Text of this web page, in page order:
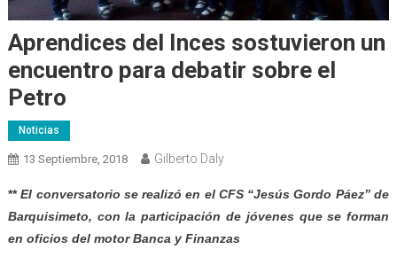
Aprendices del Inces sostuvieron un
encuentro para debatir sobre el
Petro
Noticias
13 Septiembre, 2018 Gilberto Daly
**El conversatorio se realizó en el CFS “Jesús Gordo Páez” de
Barquisimeto, con la participación de jóvenes que se forman
en oficios del motor Banca y Finanzas